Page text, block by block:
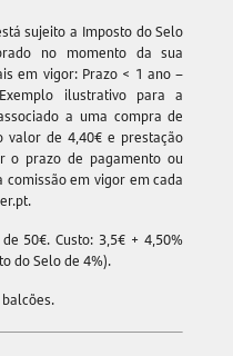
sujeito a Imposto do Selo
no momento da sua
em vigor: Prazo < 1 ano –
ilustrativo para a
a uma compra de
valor de 4,40€ e prestação
o prazo de pagamento ou
em vigor em cada
50€. Custo: 3,5€ + 4,50%
do Selo de 4%).